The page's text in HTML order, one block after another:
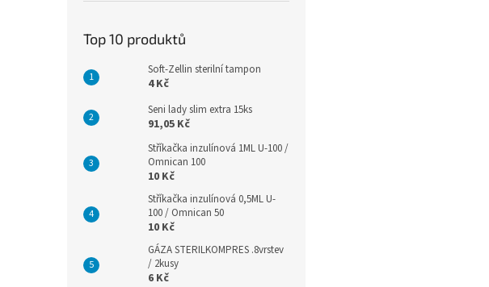
Top 10 produktů
Soft-Zellin sterilní tampon
4 Kč
Seni lady slim extra 15ks
91,05 Kč
Stříkačka inzulínová 1ML U-100 /
Omnican 100
10 Kč
Stříkačka inzulínová 0,5ML U-
100 / Omnican 50
10 Kč
GÁZA STERILKOMPRES .8vrstev
/ 2kusy
6 Kč